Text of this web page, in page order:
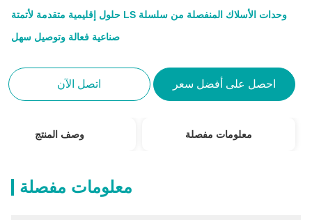
وحدات الأسلاك المنفصلة من سلسلة LS حلول إقليمية متقدمة لأتمتة
صناعية فعالة وتوصيل سهل
احصل على أفضل سعر اتصل الآن
معلومات مفصلة وصف المنتج
معلومات مفصلة